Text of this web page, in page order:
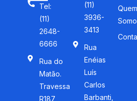
Tel:
(11)
2648-
6666
Rua do
Matão.
Travessa
R187
(11)
3936-
3413
Rua
Enéias
Luís
Carlos
Barbanti,
Quem